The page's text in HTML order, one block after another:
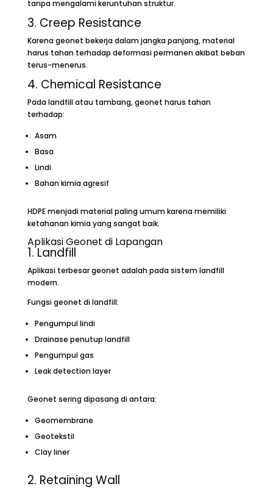
tanpa mengalami keruntuhan struktur.
3. Creep Resistance
Karena geonet bekerja dalam jangka panjang, material
harus tahan terhadap deformasi permanen akibat beban
terus-menerus.
4. Chemical Resistance
Pada landfill atau tambang, geonet harus tahan
terhadap:
Asam
Basa
Lindi
Bahan kimia agresif
HDPE menjadi material paling umum karena memiliki
ketahanan kimia yang sangat baik.
Aplikasi Geonet di Lapangan
1. Landfill
Aplikasi terbesar geonet adalah pada sistem landfill
modern.
Fungsi geonet di landfill:
Pengumpul lindi
Drainase penutup landfill
Pengumpul gas
Leak detection layer
Geonet sering dipasang di antara:
Geomembrane
Geotekstil
Clay liner
2. Retaining Wall